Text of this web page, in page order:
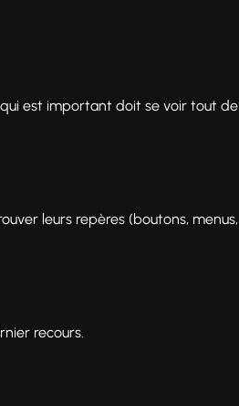
est important doit se voir tout de
leurs repères (boutons, menus,
recours.